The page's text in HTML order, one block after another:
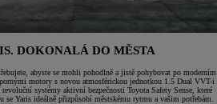
DOKONALÁ DO MĚSTA
abyste se mohli pohodlně a jistě pohybovat po moderním
motory s novou atmosférickou jednotkou 1.5 Dual VVT-i
systémy aktivní bezpečnosti Toyota Safety Sense, které
Yaris ideálně přizpůsobí městskému rytmu a vašim potřebám.